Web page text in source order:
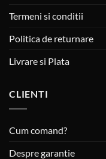
Termeni si conditii
Politica de returnare
Livrare si Plata
CLIENTI
Cum comand?
Despre garantie